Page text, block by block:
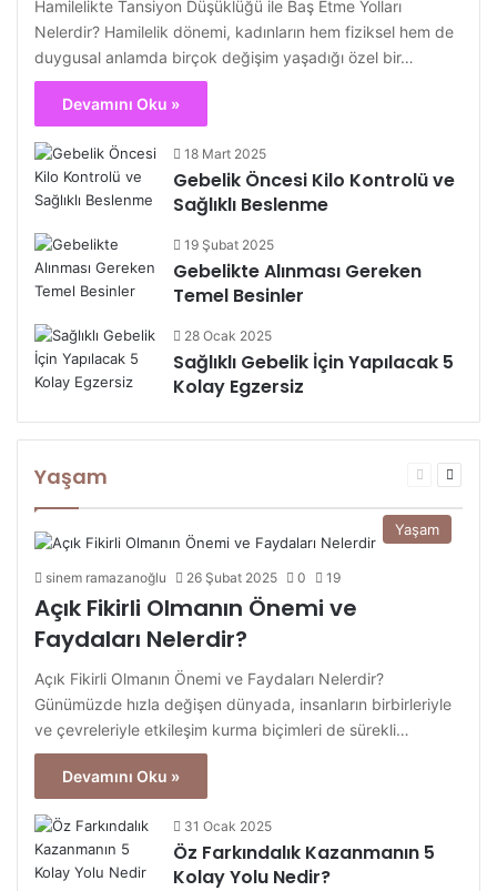
Hamilelikte Tansiyon Düşüklüğü ile Baş Etme Yolları
Nelerdir? Hamilelik dönemi, kadınların hem fiziksel hem de
duygusal anlamda birçok değişim yaşadığı özel bir…
Devamını Oku »
18 Mart 2025
Gebelik Öncesi Kilo Kontrolü ve
Sağlıklı Beslenme
19 Şubat 2025
Gebelikte Alınması Gereken
Temel Besinler
28 Ocak 2025
Sağlıklı Gebelik İçin Yapılacak 5
Kolay Egzersiz
Yaşam
Önceki
Yaşam
sinem ramazanoğlu 26 Şubat 2025 0 19
Açık Fikirli Olmanın Önemi ve
Faydaları Nelerdir?
Açık Fikirli Olmanın Önemi ve Faydaları Nelerdir?
Günümüzde hızla değişen dünyada, insanların birbirleriyle
ve çevreleriyle etkileşim kurma biçimleri de sürekli…
Devamını Oku »
31 Ocak 2025
Öz Farkındalık Kazanmanın 5
Kolay Yolu Nedir?